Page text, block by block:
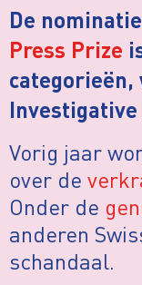
De
Press Prize
categorieën,
Vorig jaar
over de
Onder de
anderen
schandaal.